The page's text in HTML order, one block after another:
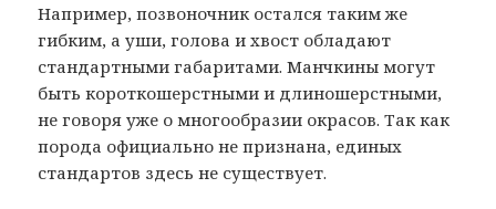
Например, позвоночник остался таким же
гибким, а уши, голова и хвост обладают
стандартными габаритами. Манчкины могут
быть короткошерстными и длиношерстными,
не говоря уже о многообразии окрасов. Так как
порода официально не признана, единых
стандартов здесь не существует.